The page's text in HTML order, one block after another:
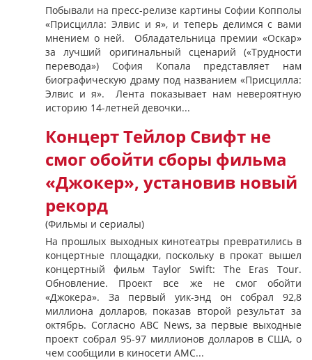
Побывали на пресс-релизе картины Софии Копполы
«Присцилла: Элвис и я», и теперь делимся с вами
мнением о ней. Обладательница премии «Оскар»
за лучший оригинальный сценарий («Трудности
перевода») София Копала представляет нам
биографическую драму под названием «Присцилла:
Элвис и я». Лента показывает нам невероятную
историю 14-летней девочки...
Концерт Тейлор Свифт не
смог обойти сборы фильма
«Джокер», установив новый
рекорд
(Фильмы и сериалы)
На прошлых выходных кинотеатры превратились в
концертные площадки, поскольку в прокат вышел
концертный фильм Taylor Swift: The Eras Tour.
Обновление. Проект все же не смог обойти
«Джокера». За первый уик-энд он собрал 92,8
миллиона долларов, показав второй результат за
октябрь. Согласно ABC News, за первые выходные
проект собрал 95-97 миллионов долларов в США, о
чем сообщили в киносети AMC...